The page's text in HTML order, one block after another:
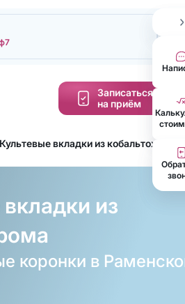
Записаться
на приём
Культевые вкладки из кобальтохрома
из
коронки в